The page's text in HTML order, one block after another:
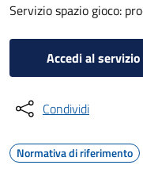
Servizio spazio gioco:
Accedi al servizio
Condividi
Normativa di riferimento